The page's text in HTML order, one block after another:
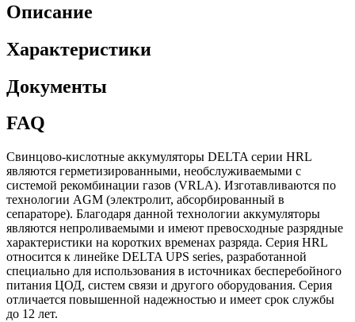
Описание
Характеристики
Документы
FAQ
Свинцово-кислотные аккумуляторы DELTA серии HRL
являются герметизированными, необслуживаемыми с
системой рекомбинации газов (VRLA). Изготавливаются по
технологии AGM (электролит, абсорбированный в
сепараторе). Благодаря данной технологии аккумуляторы
являются непроливаемыми и имеют превосходные разрядные
характеристики на коротких временах разряда. Серия HRL
относится к линейке DELTA UPS series, разработанной
специально для использования в источниках бесперебойного
питания ЦОД, систем связи и другого оборудования. Серия
отличается повышенной надежностью и имеет срок службы
до 12 лет.